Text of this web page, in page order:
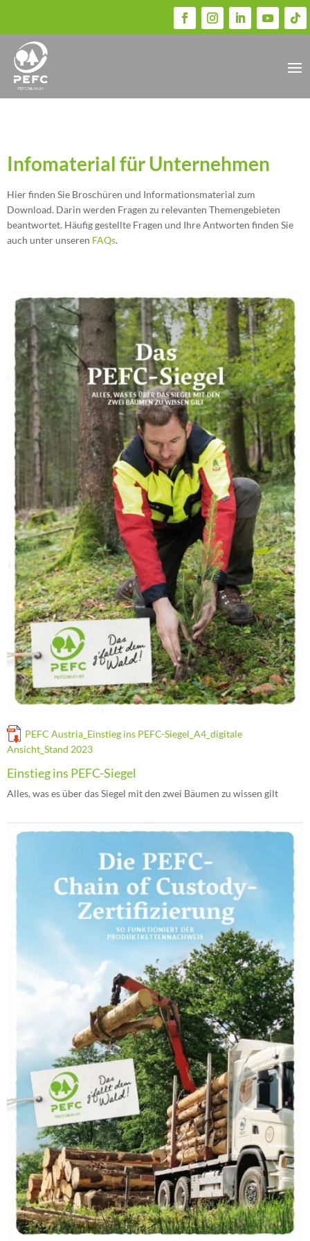
Infomaterial für Unternehmen
Hier finden Sie Broschüren und Informationsmaterial zum
Download. Darin werden Fragen zu relevanten Themengebieten
beantwortet. Häufig gestellte Fragen und Ihre Antworten finden Sie
auch unter unseren FAQs.
PEFC Austria_Einstieg ins PEFC-Siegel_A4_digitale
Ansicht_Stand 2023
Einstieg ins PEFC-Siegel
Alles, was es über das Siegel mit den zwei Bäumen zu wissen gilt